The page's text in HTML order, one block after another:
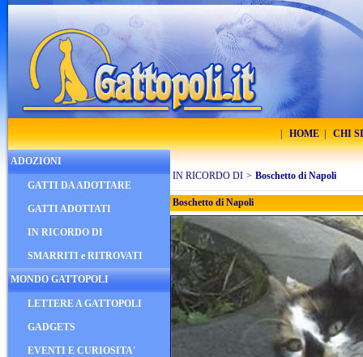
HOME CHI
ADOZIONI
GATTI DA ADOTTARE
GATTI ADOTTATI
IN RICORDO DI
SMARRITI e RITROVATI
MONDO GATTOPOLI
LETTERE A GATTOPOLI
GADGETS
EVENTI E CURIOSITA'
IN RICORDO DI > Boschetto di Napoli
Boschetto di Napoli